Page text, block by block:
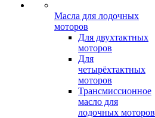
Масла для лодочных
моторов
Для двухтактных
моторов
Для
четырёхтактных
моторов
Трансмиссионное
масло для
лодочных моторов